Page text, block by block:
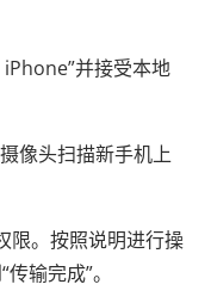
并接受本地
像头扫描新手机上
限。按照说明进行操
输完成”。